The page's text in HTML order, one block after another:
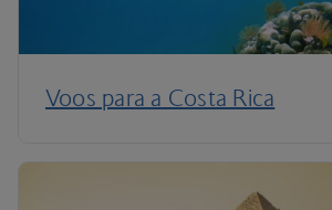
Voos para a Costa Rica